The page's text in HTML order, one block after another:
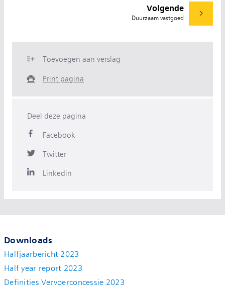
Volgende
Duurzaam vastgoed
Toevoegen aan verslag
Print pagina
Deel deze pagina
Facebook
Twitter
Linkedin
Downloads
Halfjaarbericht 2023
Half year report 2023
Definities Vervoerconcessie 2023